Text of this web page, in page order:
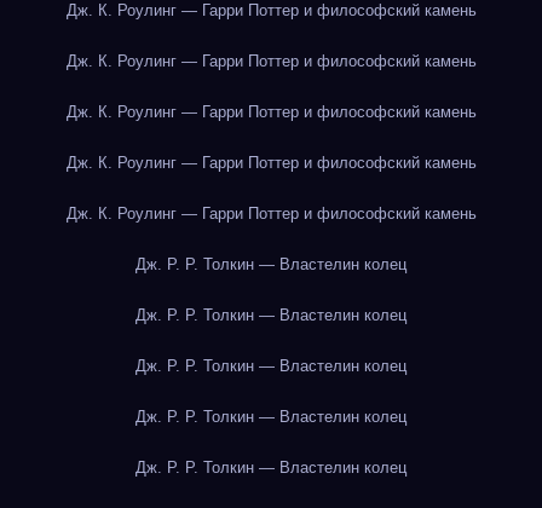
Дж. К. Роулинг — Гарри Поттер и философский камень
Дж. К. Роулинг — Гарри Поттер и философский камень
Дж. К. Роулинг — Гарри Поттер и философский камень
Дж. К. Роулинг — Гарри Поттер и философский камень
Дж. К. Роулинг — Гарри Поттер и философский камень
Дж. Р. Р. Толкин — Властелин колец
Дж. Р. Р. Толкин — Властелин колец
Дж. Р. Р. Толкин — Властелин колец
Дж. Р. Р. Толкин — Властелин колец
Дж. Р. Р. Толкин — Властелин колец